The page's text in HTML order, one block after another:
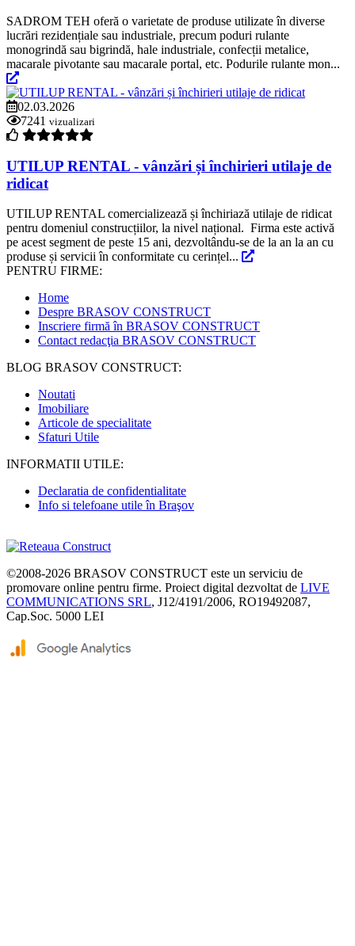
SADROM TEH oferă o varietate de produse utilizate în diverse
lucrări rezidențiale sau industriale, precum poduri rulante
monogrindă sau bigrindă, hale industriale, confecții metalice,
macarale pivotante sau macarale portal, etc. Podurile rulante mon...
02.03.2026
7241 vizualizari
UTILUP RENTAL - vânzări și închirieri utilaje de
ridicat
UTILUP RENTAL comercializează și închiriază utilaje de ridicat
pentru domeniul construcțiilor, la nivel național. Firma este activă
pe acest segment de peste 15 ani, dezvoltându-se de la an la an cu
produse și servicii în conformitate cu cerințel...
PENTRU FIRME:
Home
Despre BRASOV CONSTRUCT
Inscriere firmă în BRASOV CONSTRUCT
Contact redacţia BRASOV CONSTRUCT
BLOG BRASOV CONSTRUCT:
Noutati
Imobiliare
Articole de specialitate
Sfaturi Utile
INFORMATII UTILE:
Declaratia de confidentialitate
Info si telefoane utile în Braşov
©2008-2026 BRASOV CONSTRUCT este un serviciu de
promovare online pentru firme. Proiect digital dezvoltat de LIVE
COMMUNICATIONS SRL, J12/4191/2006, RO19492087,
Cap.Soc. 5000 LEI